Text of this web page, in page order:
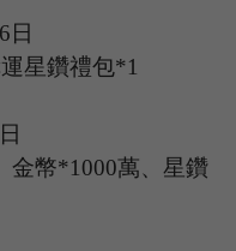
日
星鑽禮包*1
日
金幣*1000萬、星鑽